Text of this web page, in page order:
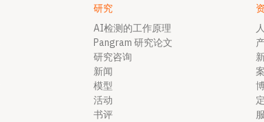
研究
AI检测的工作原理
Pangram 研究论文
研究咨询
新闻
模型
活动
书评